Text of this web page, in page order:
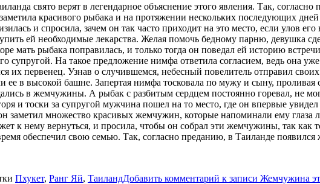
свято верят в легендарное объяснение этого явления. Так,
красивого рыбака и на протяжении нескольких последующих
и спросила, зачем он так часто приходит на это место, если улов
ей необходимые лекарства. Желая помочь бедному парню, девушка
мать рыбака поправилась, и только тогда он поведал ей историю
супругой. На такое предложение нимфа ответила согласием, ведь она
их первенец. Узнав о случившемся, небесный повелитель отправил
в высокой башне. Запертая нимфа тосковала по мужу и сыну, проливая
в жемчужины. А рыбак с разбитым сердцем постоянно горевал, не мог
и тоски за супругой мужчина пошел на то место, где он впервые
заметил множество красивых жемчужин, которые напоминали ему
к нему вернуться, и просила, чтобы он собрал эти жемчужины, так как
обеспечил свою семью. Так, согласно преданию, в Таиланде появился
Пхукет, Ранг Яй, ТаиландДобавить комментарий к записи Жемчужина